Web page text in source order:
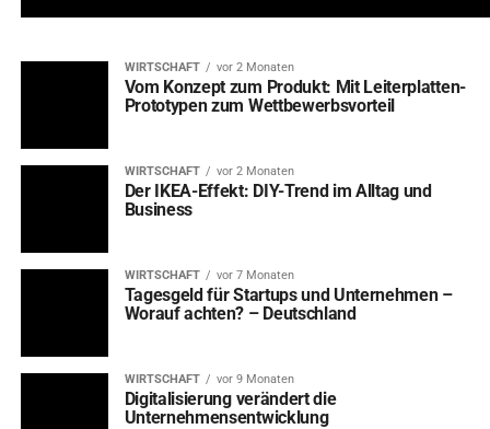
WIRTSCHAFT vor 2 Monaten
Vom Konzept zum Produkt: Mit Leiterplatten-
Prototypen zum Wettbewerbsvorteil
WIRTSCHAFT vor 2 Monaten
Der IKEA-Effekt: DIY-Trend im Alltag und
Business
WIRTSCHAFT vor 7 Monaten
Tagesgeld für Startups und Unternehmen –
Worauf achten? – Deutschland
WIRTSCHAFT vor 9 Monaten
Digitalisierung verändert die
Unternehmensentwicklung